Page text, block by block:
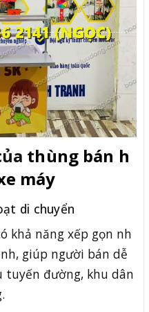
thùng bán h
máy
di chuyển
khả năng xếp gọn nh
giúp người bán dễ
tuyến đường, khu dân